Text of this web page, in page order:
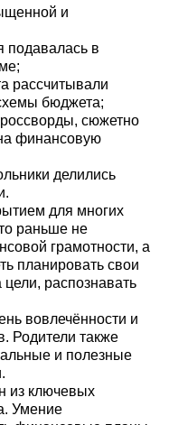
и
подавалась в
рассчитывали
бюджета;
сюжетно
финансовую
делились
для многих
раньше не
грамотности, а
планировать свои
распознавать
вовлечённости и
Родители также
и полезные
из ключевых
Умение